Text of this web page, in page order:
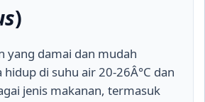
)
yang damai dan mudah
di suhu air 20-26Â°C dan
jenis makanan, termasuk